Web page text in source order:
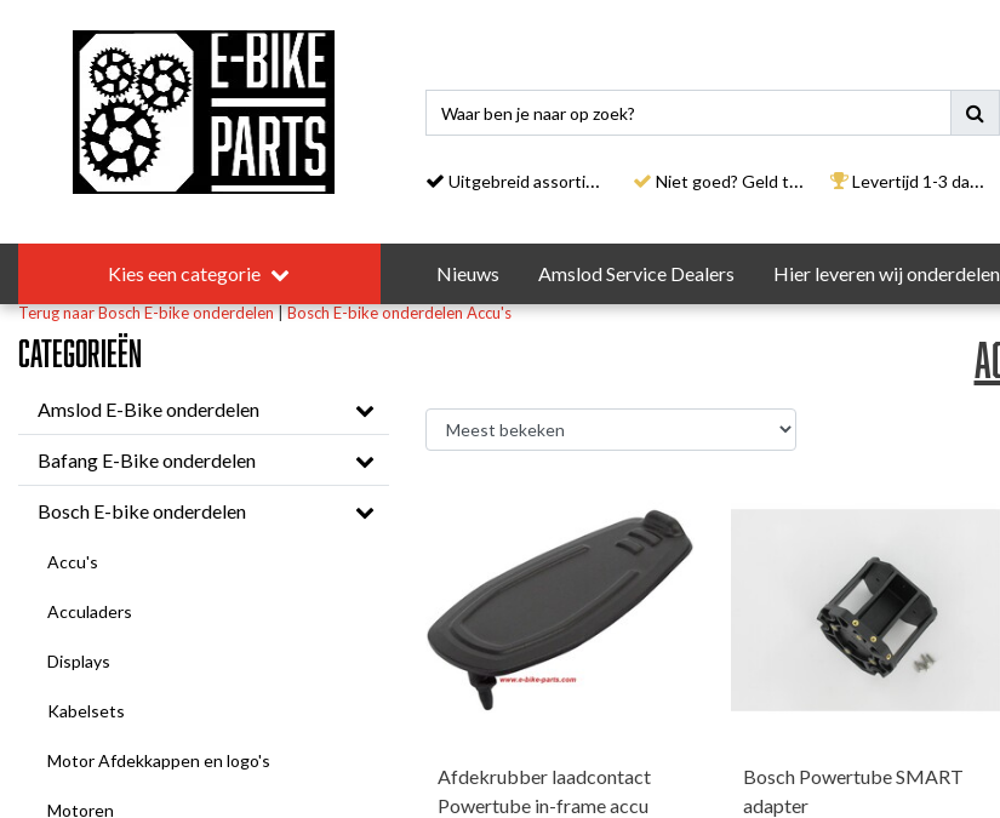
Uitgebreid assortiment Niet goed? Geld terug Levertijd 1-3 dagen
Kies een categorie Nieuws Amslod Service Dealers Hier leveren wij
Terug naar Bosch E-bike onderdelen|Bosch E-bike onderdelenAccu's
Categorieën
Amslod E-Bike onderdelen
Bafang E-Bike onderdelen
Bosch E-bike onderdelen
Accu's
Acculaders
Displays
Kabelsets
Motor Afdekkappen en logo's
Motoren
Afdekrubber laadcontact
Powertube in-frame accu
Bosch Powertube SMART
adapter